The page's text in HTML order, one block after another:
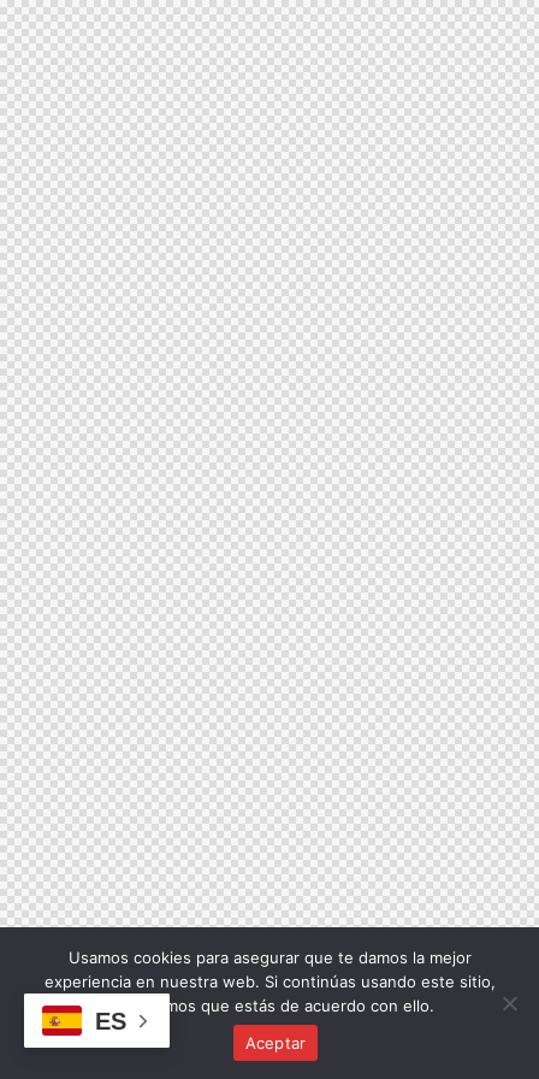
ES
Usamos cookies para asegurar que te damos la mejor
experiencia en nuestra web. Si continúas usando este sitio,
asumiremos que estás de acuerdo con ello.
Aceptar